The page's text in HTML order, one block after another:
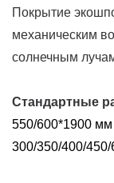
Покрытие
механическим
солнечным
Стандартные
550/600*1900 мм
300/350/400/